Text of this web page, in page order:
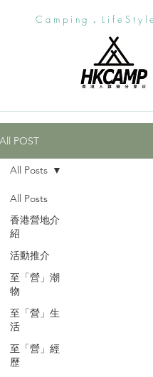
Camping．
All POST
All Posts
香港營地介
紹
活動推介
至「營」潮
物
至「營」生
活
至「營」經
歷
All Posts